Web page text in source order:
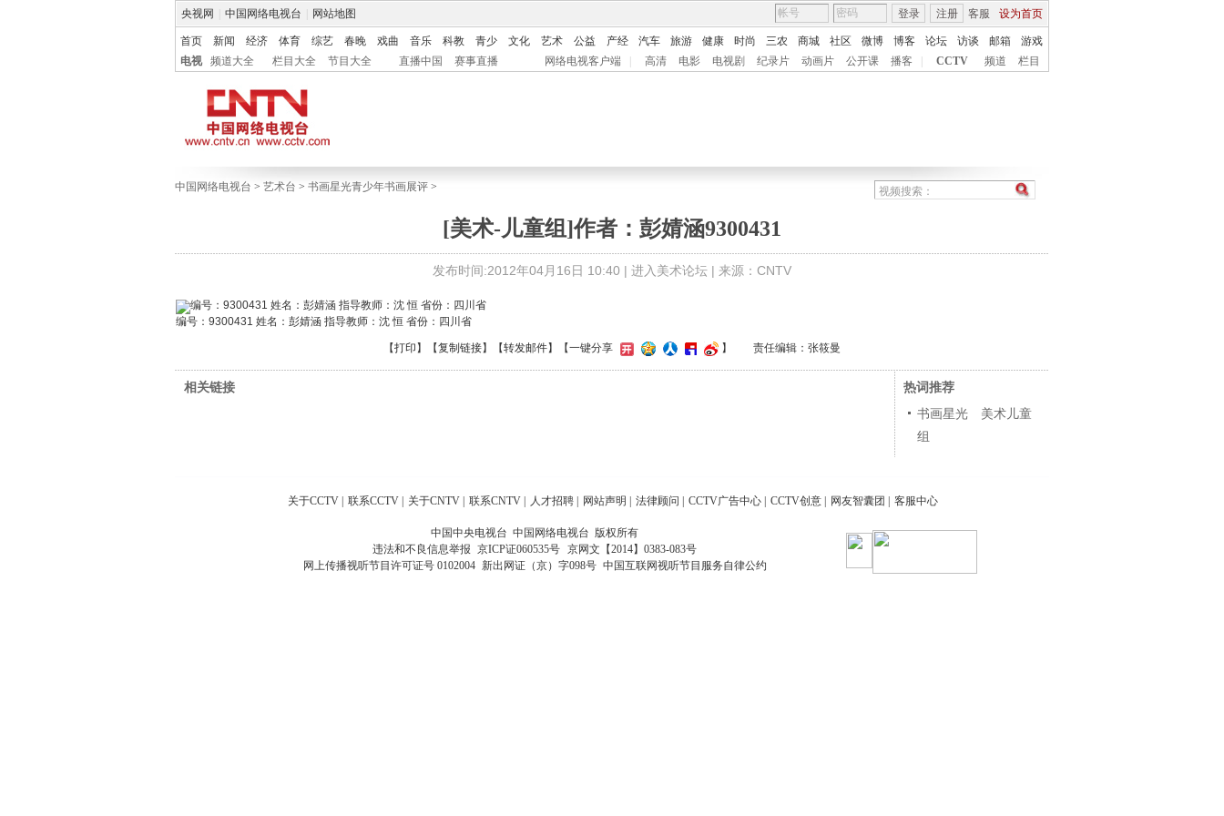
央视网 中国网络电视台 网站地图 客服 设为首页
登录 注册
首页 新闻 经济 体育 综艺 春晚 戏曲 音乐 科教 青少 文化 艺术 公益 产经 汽车 旅游 健康 时尚 三农 商城 社区 微博 博客 论坛 访谈 邮箱
游戏
电视
频道大全 栏目大全 节目大全 直播中国 赛事直播 网络电视客户端 高清 电影 电视剧 纪录片 动画片 公开课 播客 CCTV 频道 栏目
中国网络电视台 > 艺术台 > 书画星光青少年书画展评 >
[美术-儿童组]作者：彭婧涵9300431
发布时间:2012年04月16日 10:40 | 进入美术论坛 | 来源：CNTV
编号：9300431 姓名：彭婧涵 指导教师：沈 恒 省份：四川省
【打印 】【复制链接】【转发邮件】 【一键分享 】 责任编辑：张筱曼
相关链接
热词推荐
书画星光 美术儿童
组
关于CCTV 联系CCTV 关于CNTV 联系CNTV 人才招聘 网站声明 法律顾问 CCTV广告中心 CCTV创意 网友智囊团 客服中心
中国中央电视台 中国网络电视台 版权所有
违法和不良信息举报 京ICP证060535号
京网文【2014】0383-083号
网上传播视听节目许可证号 0102004 新出网证（京）字098号 中国互联网视听节目服务自律公约